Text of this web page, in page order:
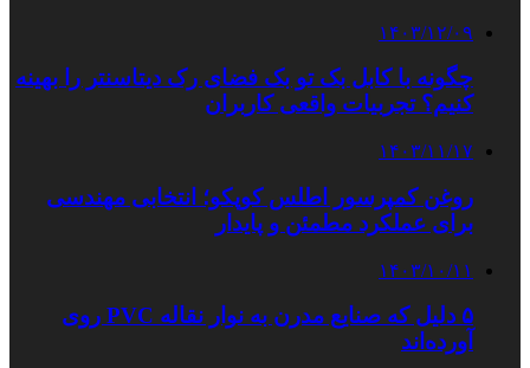
۱۴۰۳/۱۲/۰۹
چگونه با کابل بک تو بک فضای رک دیتاسنتر را بهینه
کنیم؟ تجربیات واقعی کاربران
۱۴۰۳/۱۱/۱۷
روغن کمپرسور اطلس کوپکو؛ انتخابی مهندسی
برای عملکرد مطمئن و پایدار
۱۴۰۳/۱۰/۱۱
۵ دلیل که صنایع مدرن به نوار نقاله PVC روی
آورده‌اند